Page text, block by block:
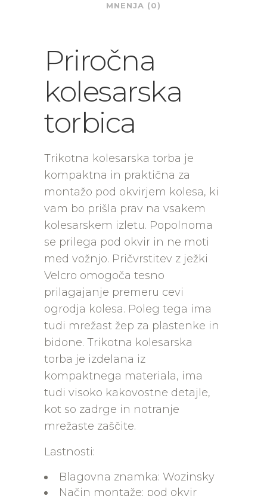
MNENJA (0)
Priročna
kolesarska
torbica
Trikotna kolesarska torba je
kompaktna in praktična za
montažo pod okvirjem kolesa, ki
vam bo prišla prav na vsakem
kolesarskem izletu. Popolnoma
se prilega pod okvir in ne moti
med vožnjo. Pričvrstitev z ježki
Velcro omogoča tesno
prilagajanje premeru cevi
ogrodja kolesa. Poleg tega ima
tudi mrežast žep za plastenke in
bidone. Trikotna kolesarska
torba je izdelana iz
kompaktnega materiala, ima
tudi visoko kakovostne detajle,
kot so zadrge in notranje
mrežaste zaščite.
Lastnosti:
Blagovna znamka: Wozinsky
Način montaže: pod okvir